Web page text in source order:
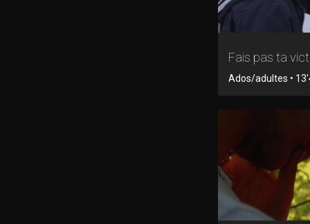
Fais pas ta
Ados/adultes •